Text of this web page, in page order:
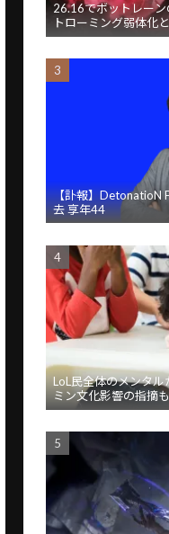
26.16でボットレー
トローミング弱体化
【訃報】DetonatioN
去 享年44
LoL民全体のメンタ
ミン文化影響の指摘も